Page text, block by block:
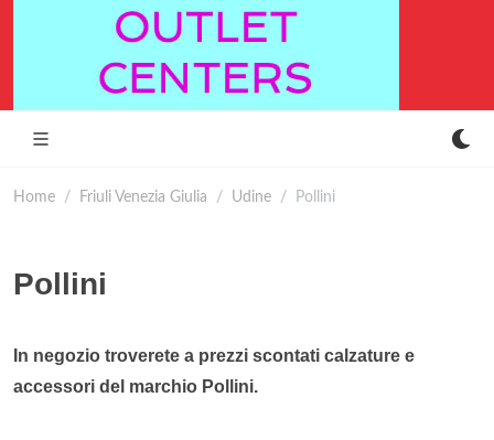
Home Friuli Venezia Giulia Udine Pollini
Pollini
In negozio troverete a prezzi scontati calzature e
accessori del marchio Pollini.